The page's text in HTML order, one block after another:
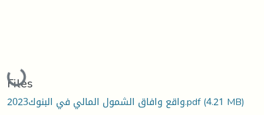
Loading...
Files
واقع وافاق الشمول المالي في البنوك2023.pdf(4.21 MB)